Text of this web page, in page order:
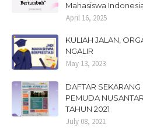
Mahasiswa
April 16, 2025
KULIAH JALAN,
NGALIR
May 13, 2023
DAFTAR SEKARANG
PEMUDA
TAHUN 2021
July 08, 2021